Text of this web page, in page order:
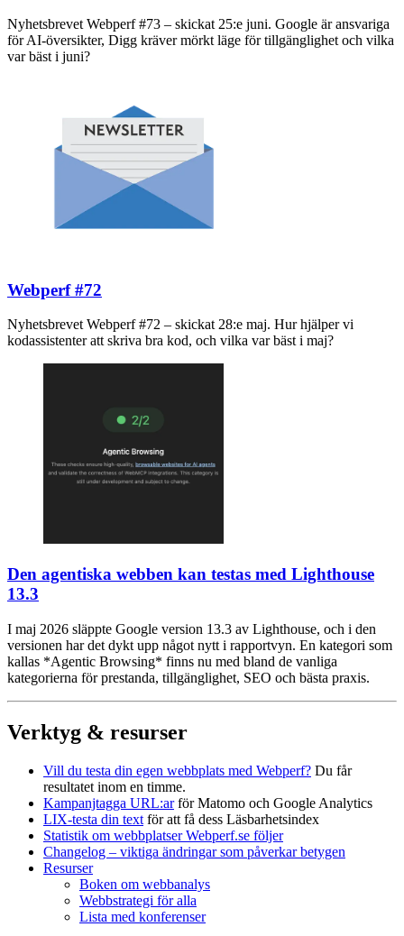
Nyhetsbrevet Webperf #73 – skickat 25:e juni. Google är ansvariga
för AI-översikter, Digg kräver mörkt läge för tillgänglighet och vilka
var bäst i juni?
Webperf #72
Nyhetsbrevet Webperf #72 – skickat 28:e maj. Hur hjälper vi
kodassistenter att skriva bra kod, och vilka var bäst i maj?
Den agentiska webben kan testas med Lighthouse
13.3
I maj 2026 släppte Google version 13.3 av Lighthouse, och i den
versionen har det dykt upp något nytt i rapportvyn. En kategori som
kallas *Agentic Browsing* finns nu med bland de vanliga
kategorierna för prestanda, tillgänglighet, SEO och bästa praxis.
Verktyg & resurser
Vill du testa din egen webbplats med Webperf? Du får
resultatet inom en timme.
Kampanjtagga URL:arför Matomo och Google Analytics
LIX-testa din text för att få dess Läsbarhetsindex
Statistik om webbplatser Webperf.se följer
Changelog – viktiga ändringar som påverkar betygen
Resurser
Boken om webbanalys
Webbstrategi för alla
Lista med konferenser